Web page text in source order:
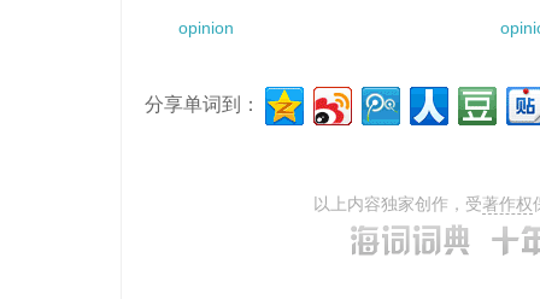
opinion
分享单词到：
以上内容独家创作，受著作权